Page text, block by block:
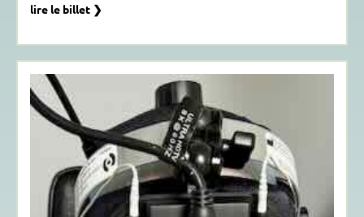
lire le billet ❯